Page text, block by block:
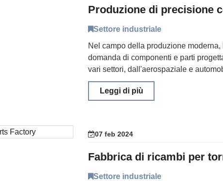
Settore industriale
Nel campo della produzione
domanda di componenti e parti
vari settori, dall'aerospaziale e
Leggi di più
07 feb 2024
Fabbrica di ricambi per
Settore industriale